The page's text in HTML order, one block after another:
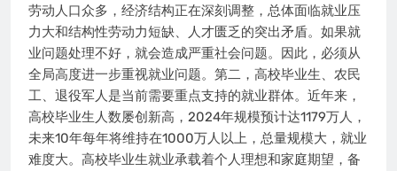
劳动人口众多，经济结构正在深刻调整，总体面临就业压
力大和结构性劳动力短缺、人才匮乏的突出矛盾。如果就
业问题处理不好，就会造成严重社会问题。因此，必须从
全局高度进一步重视就业问题。第二，高校毕业生、农民
工、退役军人是当前需要重点支持的就业群体。近年来，
高校毕业生人数屡创新高，2024年规模预计达1179万人，
未来10年每年将维持在1000万人以上，总量规模大，就业
难度大。高校毕业生就业承载着个人理想和家庭期望，备